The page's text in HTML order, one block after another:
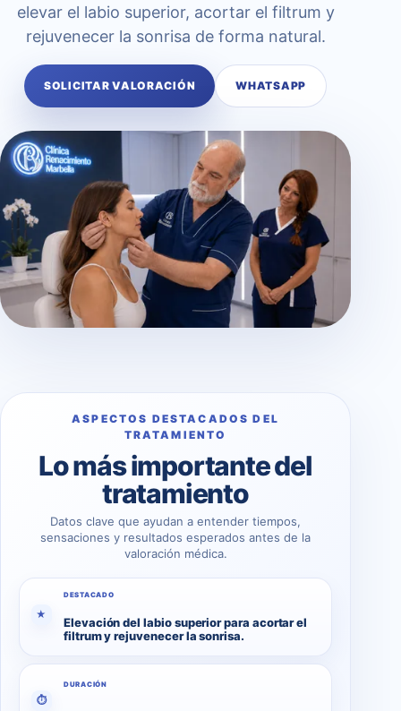
elevar el labio superior, acortar el filtrum y
rejuvenecer la sonrisa de forma natural.
SOLICITAR VALORACIÓN WHATSAPP
ASPECTOS DESTACADOS DEL
TRATAMIENTO
Lo más importante del
tratamiento
Datos clave que ayudan a entender tiempos,
sensaciones y resultados esperados antes de la
valoración médica.
★
DESTACADO
Elevación del labio superior para acortar el
filtrum y rejuvenecer la sonrisa.
⏱
DURACIÓN